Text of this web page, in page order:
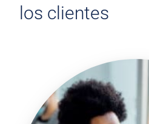
los clientes